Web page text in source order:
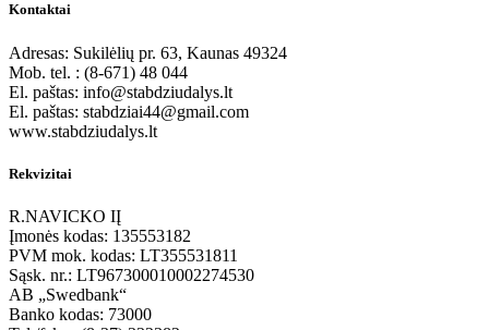
Kontaktai
Adresas: Sukilėlių pr. 63, Kaunas 49324
Mob. tel. : (8-671) 48 044
El. paštas: info@stabdziudalys.lt
El. paštas: stabdziai44@gmail.com
www.stabdziudalys.lt
Rekvizitai
R.NAVICKO IĮ
Įmonės kodas: 135553182
PVM mok. kodas: LT355531811
Sąsk. nr.: LT967300010002274530
AB „Swedbank“
Banko kodas: 73000